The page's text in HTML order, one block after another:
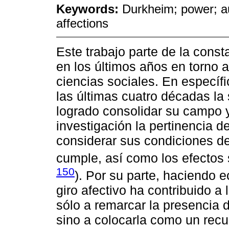
Keywords: Durkheim; power;
affections
Este trabajo parte de la
en los últimos años en torno
ciencias sociales. En
las últimas cuatro décadas
logrado consolidar su campo
investigación la pertinencia
considerar sus condiciones
cumple, así como los
150). Por su parte, haciendo
giro afectivo ha contribuido a
sólo a remarcar la presencia
sino a colocarla como un